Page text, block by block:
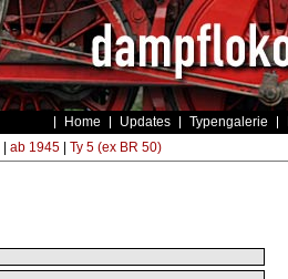
Home Updates Typengalerie
ab 1945| Ty 5 (ex BR 50)